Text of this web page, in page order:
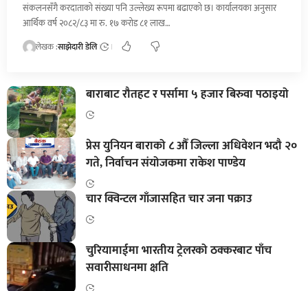
संकलनसँगै करदाताको संख्या पनि उल्लेख्य रूपमा बढाएको छ। कार्यालयका अनुसार
आर्थिक वर्ष २०८२/८३ मा रु. १७ करोड ८१ लाख…
लेखक :साझेदारी डेलि
बाराबाट रौतहट र पर्सामा ५ हजार बिरुवा पठाइयो
प्रेस युनियन बाराको ८ औँ जिल्ला अधिवेशन भदौ २०
गते, निर्वाचन संयोजकमा राकेश पाण्डेय
चार क्विन्टल गाँजासहित चार जना पक्राउ
चुरियामाईमा भारतीय ट्रेलरको ठक्करबाट पाँच
सवारीसाधनमा क्षति